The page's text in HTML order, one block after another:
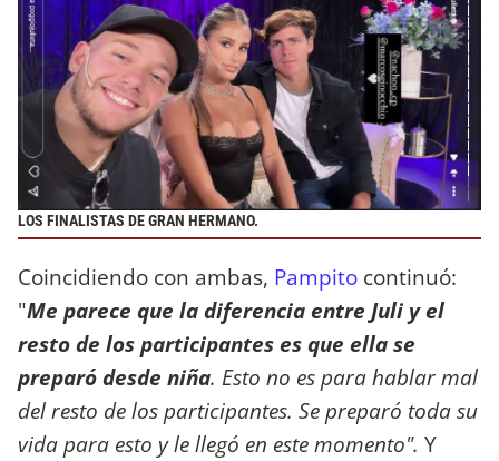
LOS FINALISTAS DE GRAN HERMANO.
Coincidiendo con ambas, Pampito continuó:
"Me parece que la diferencia entre Juli y el
resto de los participantes es que ella se
preparó desde niña. Esto no es para hablar mal
del resto de los participantes. Se preparó toda su
vida para esto y le llegó en este momento". Y